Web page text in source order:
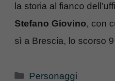
la storia al fianco
Stefano Giovino, con
sì a Brescia, lo scorso
Categorie
Personaggi